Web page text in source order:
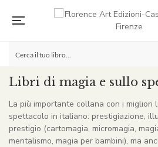
Libri di magia e sullo
La più importante collana con i migliori
spettacolo in italiano: prestigiazione,
prestigio (cartomagia, micromagia,
mentalismo, magia per bambini), ma